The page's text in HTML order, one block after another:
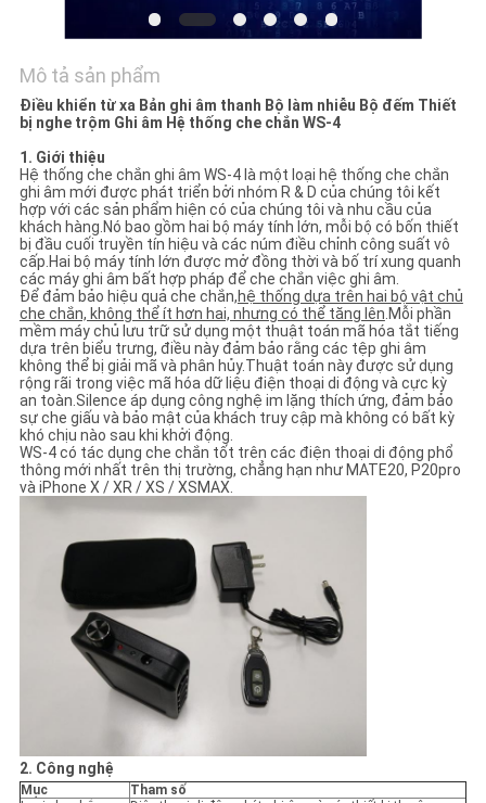
CÁC
TRƯỜNG
HỢP
YÊU
CẦU
BÁO
GIÁ
SƠ
ĐỒ
TRANG
WEB
PRIVACY
POLICY
Mô tả sản phẩm
Điều khiển từ xa Bản ghi âm thanh Bộ làm nhiễu Bộ đếm Thiết
bị nghe trộm Ghi âm Hệ thống che chắn WS-4
1. Giới thiệu
Hệ thống che chắn ghi âm WS-4 là một loại hệ thống che chắn
ghi âm mới được phát triển bởi nhóm R & D của chúng tôi kết
hợp với các sản phẩm hiện có của chúng tôi và nhu cầu của
khách hàng.Nó bao gồm hai bộ máy tính lớn, mỗi bộ có bốn thiết
bị đầu cuối truyền tín hiệu và các núm điều chỉnh công suất vô
cấp.Hai bộ máy tính lớn được mở đồng thời và bố trí xung quanh
các máy ghi âm bất hợp pháp để che chắn việc ghi âm.
Để đảm bảo hiệu quả che chắn,hệ thống dựa trên hai bộ vật chủ
che chắn, không thể ít hơn hai, nhưng có thể tăng lên.Mỗi phần
mềm máy chủ lưu trữ sử dụng một thuật toán mã hóa tắt tiếng
dựa trên biểu trưng, ​​điều này đảm bảo rằng các tệp ghi âm
không thể bị giải mã và phân hủy.Thuật toán này được sử dụng
rộng rãi trong việc mã hóa dữ liệu điện thoại di động và cực kỳ
an toàn.Silence áp dụng công nghệ im lặng thích ứng, đảm bảo
sự che giấu và bảo mật của khách truy cập mà không có bất kỳ
khó chịu nào sau khi khởi động.
WS-4 có tác dụng che chắn tốt trên các điện thoại di động phổ
thông mới nhất trên thị trường, chẳng hạn như MATE20, P20pro
và iPhone X / XR / XS / XSMAX.
2. Công nghệ
Mục
Tham số